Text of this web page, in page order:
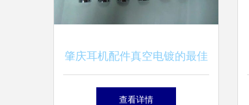
肇庆耳机配件真空电镀的最佳
选择 瑞泓科技与泓尔配件
查看详情